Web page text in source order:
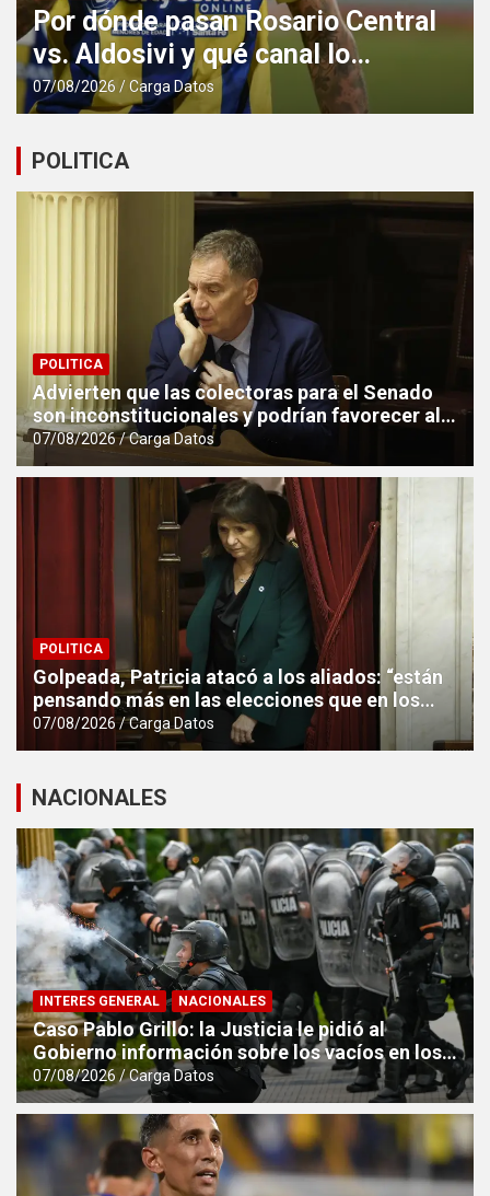
Por dónde pasan Rosario Central
vs. Aldosivi y qué canal lo
transmite en vivo
07/08/2026 Carga Datos
POLITICA
POLITICA
Advierten que las colectoras para el Senado
son inconstitucionales y podrían favorecer al
peronismo
07/08/2026 Carga Datos
POLITICA
Golpeada, Patricia atacó a los aliados: “están
pensando más en las elecciones que en los
proyectos”
07/08/2026 Carga Datos
NACIONALES
INTERES GENERAL NACIONALES
Caso Pablo Grillo: la Justicia le pidió al
Gobierno información sobre los vacíos en los
registros policiales de los incidentes
07/08/2026 Carga Datos